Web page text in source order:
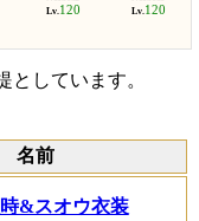
Lv. 120 Lv. 120
しています。
名前
&スオウ衣装